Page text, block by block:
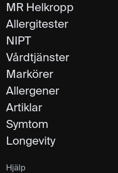
MR Helkropp
Allergitester
NIPT
Vårdtjänster
Markörer
Allergener
Artiklar
Symtom
Longevity
Hjälp